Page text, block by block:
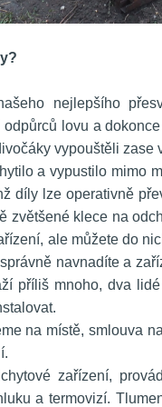
nejlepšího
lovu a
vypouštěli zase
a vypustilo mimo
díly lze operativně
zvětšené klece na
ale můžete do
navnadíte a
příliš mnoho, dva
na místě, smlouva
zařízení,
a termovizí.